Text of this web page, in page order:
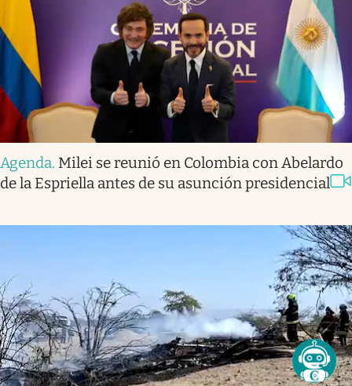
Agenda. Milei se reunió en Colombia con Abelardo
de la Espriella antes de su asunción presidencial